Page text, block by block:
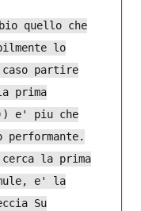
quello che
lo
partire
prima
e' piu che
la prima
e' la
Su